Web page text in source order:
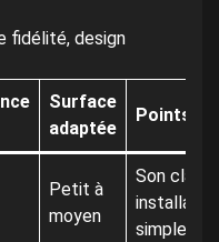
fidélité, design
Surface
adaptée
Points
Petit à
moyen
Son clair,
simple